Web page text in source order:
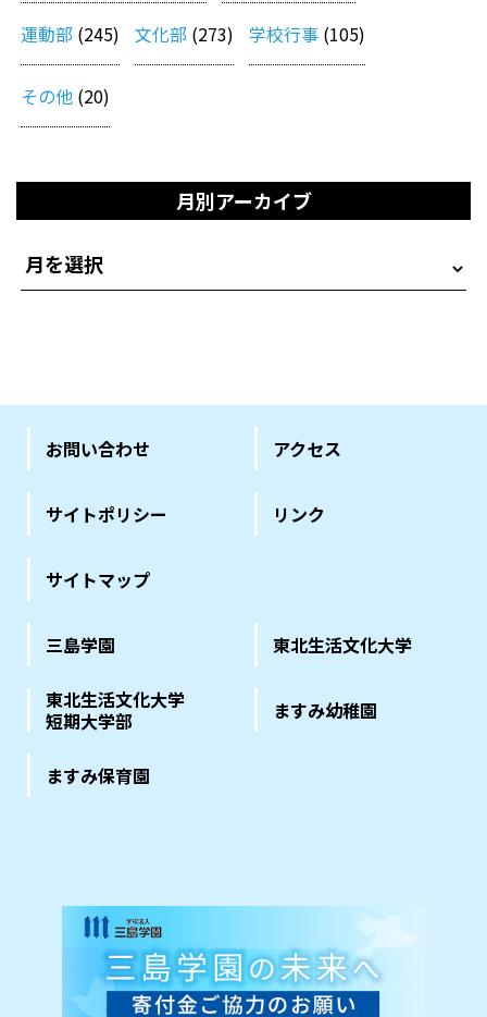
運動部 (245) 文化部 (273) 学校行事 (105)
その他 (20)
月別アーカイブ
お問い合わせ アクセス
サイトポリシー リンク
サイトマップ
三島学園 東北生活文化大学
東北生活文化大学
短期大学部
ますみ幼稚園
ますみ保育園